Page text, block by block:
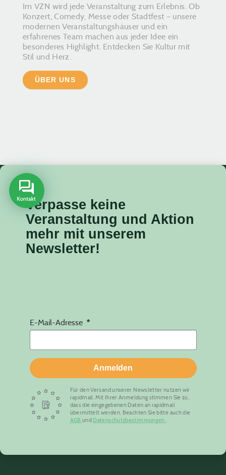
Im VZN wird jede Veranstaltung zum Erlebnis. Ob
Konzert, Comedy, Messe oder Stadtfest – unsere
modernen Veranstaltungshäuser und ein
erfahrenes Team machen aus jeder Idee ein
besonderes Highlight. Entdecken Sie Kultur mit
Stil und Herz.
ÜBER UNS
Verpasse keine
Veranstaltung und Aktion
mehr mit unserem
Newsletter!
E-Mail-Adresse
Anmelden
Für den Versand unserer Newsletter nutzen wir
rapidmail. Mit Ihrer Anmeldung stimmen Sie zu,
dass die eingegebenen Daten an rapidmail
übermittelt werden. Beachten Sie bitte auch die
AGB und Datenschutzbestimmungen.